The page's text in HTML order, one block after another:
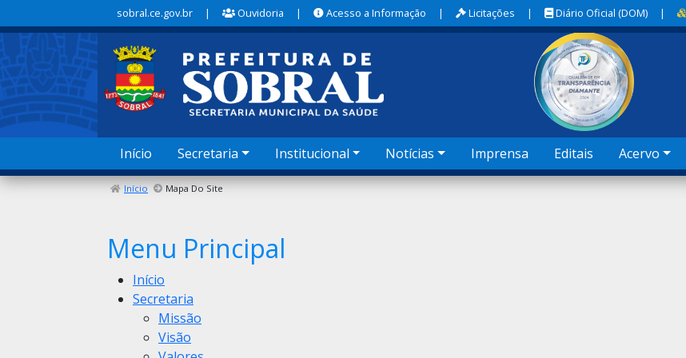
sobral.ce.gov.br | Ouvidoria | Acesso a Informação | Licitações | Diário Oficial (DOM) |
Início Secretaria Institucional Notícias Imprensa Editais Acervo
Início Mapa Do Site
Menu Principal
Início
Secretaria
Missão
Visão